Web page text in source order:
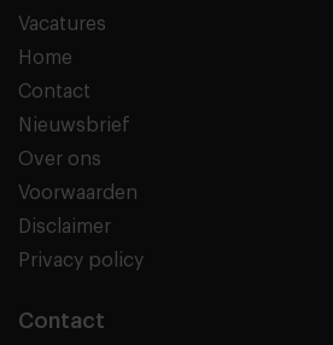
Vacatures
Home
Contact
Nieuwsbrief
Over ons
Voorwaarden
Disclaimer
Privacy policy
Contact